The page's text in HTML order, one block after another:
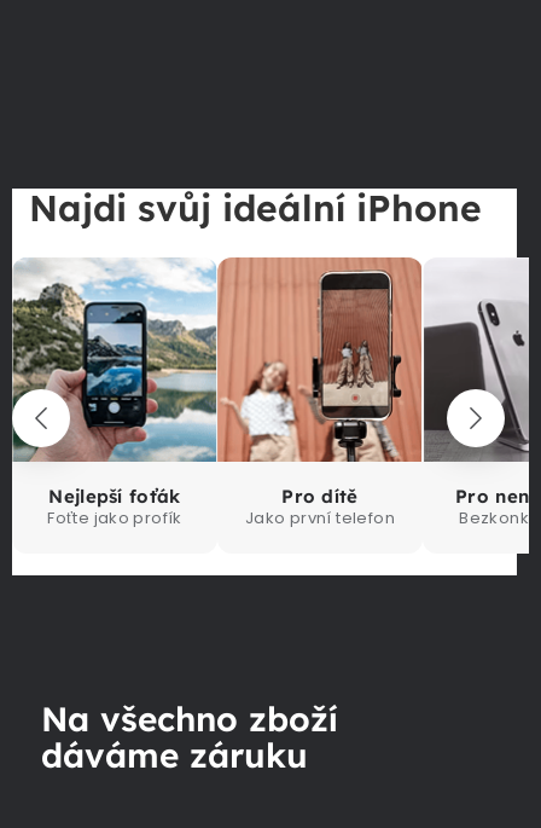
Najdi svůj ideální iPhone
Nejlepší foťák
Foťte jako profík
Pro dítě
Jako první telefon
Pro
Na všechno zboží
dáváme záruku